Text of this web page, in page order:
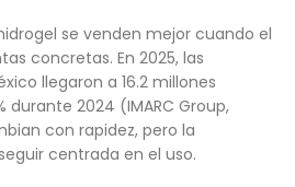
se venden mejor cuando el
concretas. En 2025, las
llegaron a 16.2 millones
durante 2024 (IMARC Group,
con rapidez, pero la
centrada en el uso.